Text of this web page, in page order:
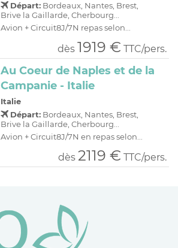
Départ: Bordeaux, Nantes, Brest,
Brive la Gaillarde, Cherbourg...
Avion + Circuit8J/7N repas selon...
dès 1919 € TTC/pers.
Au Coeur de Naples et de la
Campanie - Italie
Italie
Départ: Bordeaux, Nantes, Brest,
Brive la Gaillarde, Cherbourg...
Avion + Circuit8J/7N en repas selon...
dès 2119 € TTC/pers.